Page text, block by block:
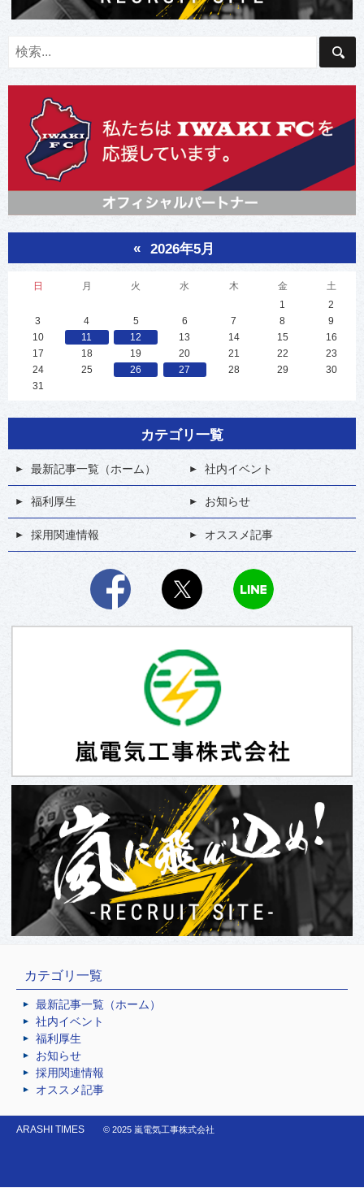
« 2026年5月
日 月 火 水 木 金
土
1
2
3
4 5 6 7 8
9
10
11 12 13 14 15
16
17
18 19 20 21 22
23
24
25 26 27 28 29
30
31
カテゴリ一覧
最新記事一覧（ホーム） 社内イベント
福利厚生 お知らせ
採用関連情報 オススメ記事
Facebook
カテゴリ一覧
最新記事一覧（ホーム）
社内イベント
福利厚生
お知らせ
採用関連情報
オススメ記事
ARASHI TIMES © 2025 嵐電気工事株式会社